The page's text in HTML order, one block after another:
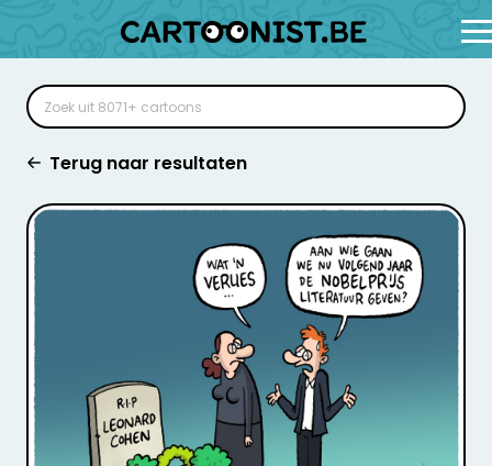
Terug naar resultaten